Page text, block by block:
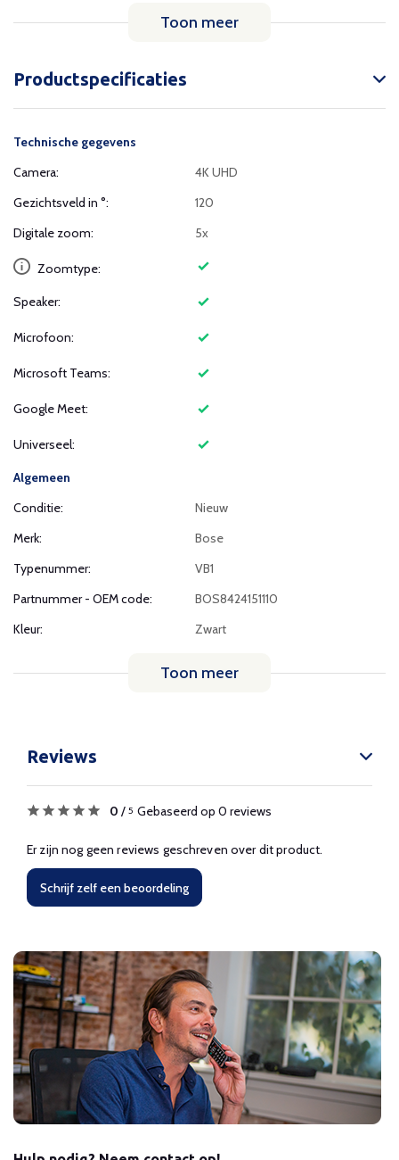
Toon meer
Productspecificaties
Technische gegevens
Camera:
4K UHD
Gezichtsveld in °:
120
Digitale zoom:
5x
Zoomtype:
Speaker:
Microfoon:
Microsoft Teams:
Google Meet:
Universeel:
Algemeen
Conditie:
Nieuw
Merk:
Bose
Typenummer:
VB1
Partnummer - OEM code:
BOS8424151110
Kleur:
Zwart
Toon meer
Reviews
0 / 5 Gebaseerd op 0 reviews
Er zijn nog geen reviews geschreven over dit product.
Schrijf zelf een beoordeling